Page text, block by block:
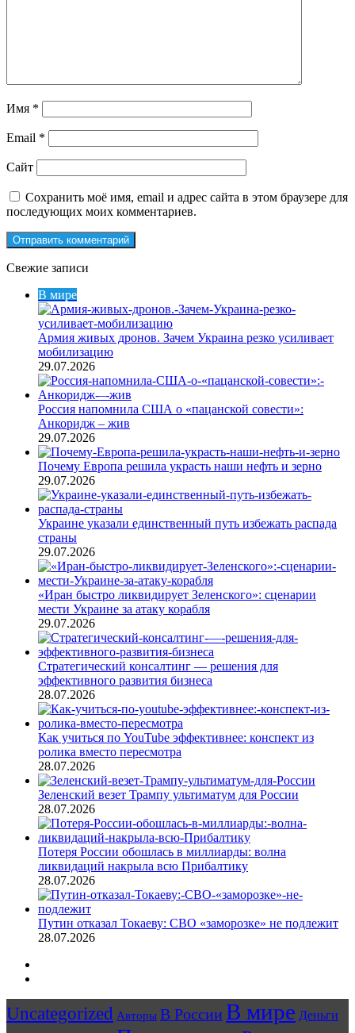
Имя *
Email *
Сайт
Сохранить моё имя, email и адрес сайта в этом браузере для
последующих моих комментариев.
Свежие записи
В мире
Армия живых дронов. Зачем Украина резко усиливает
мобилизацию
29.07.2026
Россия напомнила США о «пацанской совести»:
Анкоридж – жив
29.07.2026
Почему Европа решила украсть наши нефть и зерно
29.07.2026
Украине указали единственный путь избежать распада
страны
29.07.2026
«Иран быстро ликвидирует Зеленского»: сценарии
мести Украине за атаку корабля
29.07.2026
Стратегический консалтинг — решения для
эффективного развития бизнеса
28.07.2026
Как учиться по YouTube эффективнее: конспект из
ролика вместо пересмотра
28.07.2026
Зеленский везет Трампу ультиматум для России
28.07.2026
Потеря России обошлась в миллиарды: волна
ликвидаций накрыла всю Прибалтику
28.07.2026
Путин отказал Токаеву: СВО «заморозке» не подлежит
28.07.2026
Uncategorized Авторы В России В мире Деньги